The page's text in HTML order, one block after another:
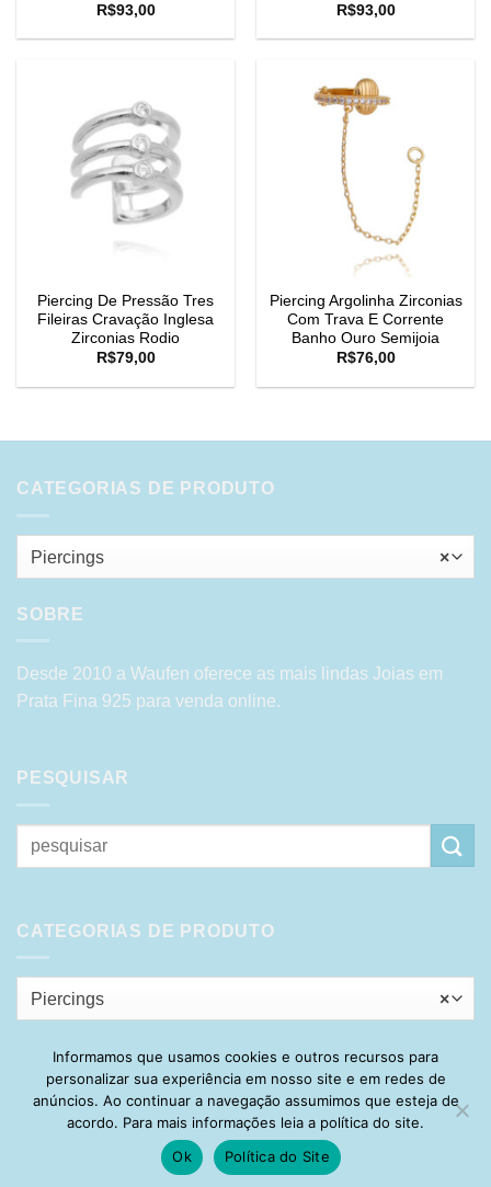
R$93,00
R$93,00
Piercing De Pressão Tres
Fileiras Cravação Inglesa
Zirconias Rodio
R$79,00
Piercing Argolinha Zirconias
Com Trava E Corrente
Banho Ouro Semijoia
R$76,00
CATEGORIAS DE PRODUTO
×
Piercings
SOBRE
Desde 2010 a Waufen oferece as mais lindas Joias em
Prata Fina 925 para venda online.
PESQUISAR
Pesquisar
por:
CATEGORIAS DE PRODUTO
×
Piercings
Visa PayPal Stripe MasterCard
Cash
On
Delivery
HOME SOBRE POLÍTICA DE PRIVACIDADE
ENTREGA
TROCA E DEVOLUÇÃO
GARANTIA FAQ
MINHA CONTA
CONTATO
Informamos que usamos cookies e outros recursos para
personalizar sua experiência em nosso site e em redes de
anúncios. Ao continuar a navegação assumimos que esteja de
acordo. Para mais informações leia a política do site.
Ok
Política do Site